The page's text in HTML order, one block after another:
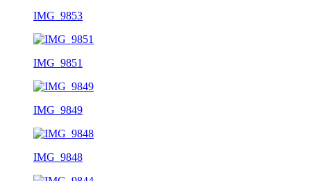
IMG_9853
IMG_9851
IMG_9849
IMG_9848